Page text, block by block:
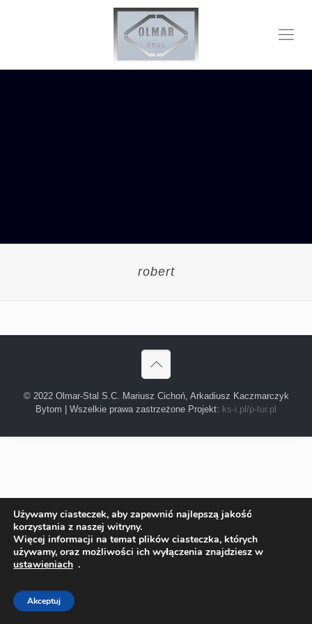
robert
© 2022 Olmar-Stal S.C. Mariusz Cichoń, Arkadiusz Kaczmarczyk
Bytom | Wszelkie prawa zastrzeżone Projekt: ks-i.pl/p-tur.pl
Używamy ciasteczek, aby zapewnić najlepszą jakość
korzystania z naszej witryny.
Więcej informacji na temat plików ciasteczka, których
używamy, oraz możliwości ich wyłączenia znajdziesz w
ustawieniach .
Akceptuj